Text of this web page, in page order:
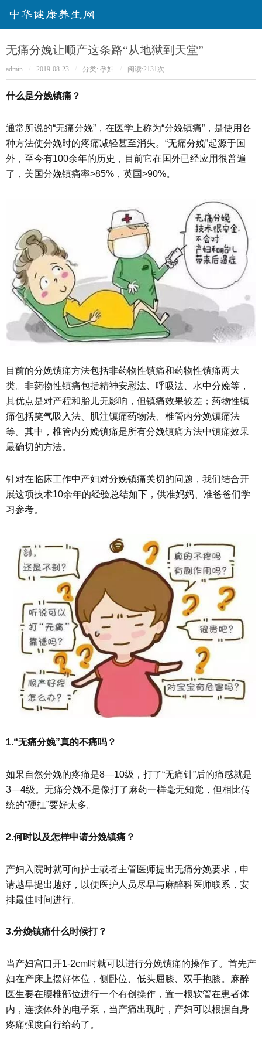
华健康养生网
无痛分娩让顺产这条路“从地狱到天堂”
admin 2019-08-23 分类: 孕妇 阅读:2131次
什么是分娩镇痛？
通常所说的“无痛分娩”，在医学上称为“分娩镇痛”，是使用各
种方法使分娩时的疼痛减轻甚至消失。“无痛分娩”起源于国
外，至今有100余年的历史，目前它在国外已经应用很普遍
了，美国分娩镇痛率>85%，英国>90%。
目前的分娩镇痛方法包括非药物性镇痛和药物性镇痛两大
类。非药物性镇痛包括精神安慰法、呼吸法、水中分娩等，
其优点是对产程和胎儿无影响，但镇痛效果较差；药物性镇
痛包括笑气吸入法、肌注镇痛药物法、椎管内分娩镇痛法
等。其中，椎管内分娩镇痛是所有分娩镇痛方法中镇痛效果
最确切的方法。
针对在临床工作中产妇对分娩镇痛关切的问题，我们结合开
展这项技术10余年的经验总结如下，供准妈妈、准爸爸们学
习参考。
1.“无痛分娩”真的不痛吗？
如果自然分娩的疼痛是8—10级，打了“无痛针”后的痛感就是
3—4级。无痛分娩不是像打了麻药一样毫无知觉，但相比传
统的“硬扛”要好太多。
2.何时以及怎样申请分娩镇痛？
产妇入院时就可向护士或者主管医师提出无痛分娩要求，申
请越早提出越好，以便医护人员尽早与麻醉科医师联系，安
排最佳时间进行。
3.分娩镇痛什么时候打？
当产妇宫口开1-2cm时就可以进行分娩镇痛的操作了。首先产
妇在产床上摆好体位，侧卧位、低头屈膝、双手抱膝。麻醉
医生要在腰椎部位进行一个有创操作，置一根软管在患者体
内，连接体外的电子泵，当产痛出现时，产妇可以根据自身
疼痛强度自行给药了。